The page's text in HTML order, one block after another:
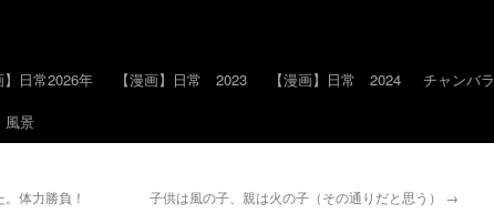
日常2026年 【漫画】日常 2023 【漫画】日常 2024 チャンバラ
風景
体力勝負！ 子供は風の子、親は火の子（その通りだと思う） →